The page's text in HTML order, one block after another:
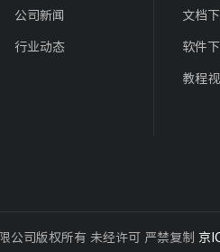
公司新闻
行业动态
文档
软件
教程
公司版权所有 未经许可 严禁复制 京